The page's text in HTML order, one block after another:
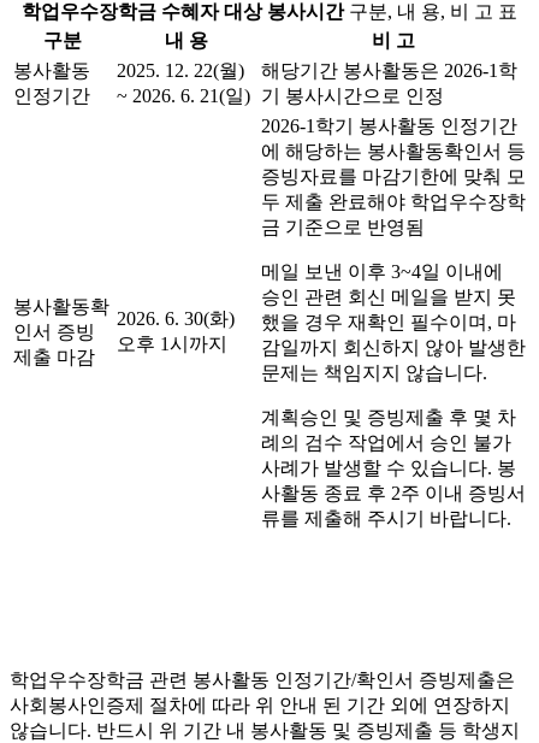
학업우수장학금 수혜자 대상 봉사시간 구분, 내 용, 비 고 표
구분
내 용
비 고
봉사활동
인정기간
2025. 12. 22(월)
~ 2026. 6. 21(일)
해당기간 봉사활동은 2026-1학
기 봉사시간으로 인정
봉사활동확
인서 증빙
제출 마감
2026. 6. 30(화)
오후 1시까지
2026-1학기 봉사활동 인정기간
에 해당하는 봉사활동확인서 등
증빙자료를 마감기한에 맞춰 모
두 제출 완료해야 학업우수장학
금 기준으로 반영됨
메일 보낸 이후 3~4일 이내에
승인 관련 회신 메일을 받지 못
했을 경우 재확인 필수이며, 마
감일까지 회신하지 않아 발생한
문제는 책임지지 않습니다.
계획승인 및 증빙제출 후 몇 차
례의 검수 작업에서 승인 불가
사례가 발생할 수 있습니다. 봉
사활동 종료 후 2주 이내 증빙서
류를 제출해 주시기 바랍니다.
학업우수장학금 관련 봉사활동 인정기간/확인서 증빙제출은
사회봉사인증제 절차에 따라 위 안내 된 기간 외에 연장하지
않습니다. 반드시 위 기간 내 봉사활동 및 증빙제출 등 학생지